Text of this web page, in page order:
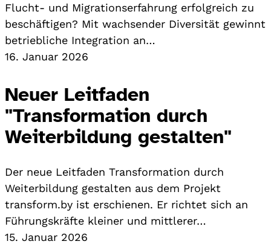
Flucht- und Migrationserfahrung erfolgreich zu
beschäftigen? Mit wachsender Diversität gewinnt
betriebliche Integration an…
16. Januar 2026
Neuer Leitfaden
"Transformation durch
Weiterbildung gestalten"
Der neue Leitfaden Transformation durch
Weiterbildung gestalten aus dem Projekt
transform.by ist erschienen. Er richtet sich an
Führungskräfte kleiner und mittlerer…
15. Januar 2026